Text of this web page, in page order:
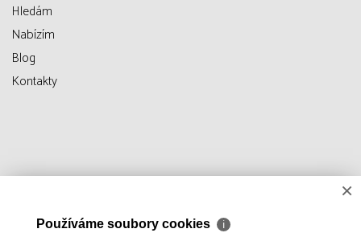
Hledám
Nabízím
Blog
Kontakty
×
Používáme soubory cookies ℹ